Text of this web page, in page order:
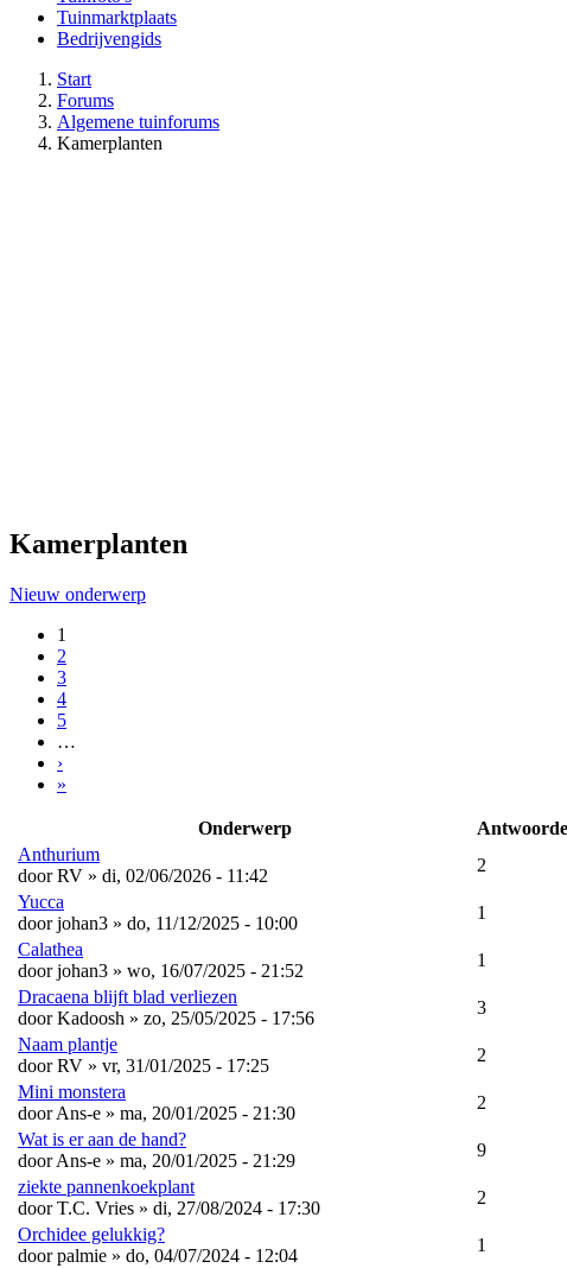
Tuinmarktplaats
Bedrijvengids
Start
Forums
Algemene tuinforums
Kamerplanten
Kamerplanten
Nieuw onderwerp
1
2
3
4
5
…
›
»
Onderwerp
Anthurium
doorRV » di, 02/06/2026 - 11:42
2
Yucca
doorjohan3 » do, 11/12/2025 - 10:00
1
Calathea
doorjohan3 » wo, 16/07/2025 - 21:52
1
Dracaena blijft blad verliezen
doorKadoosh » zo, 25/05/2025 - 17:56
3
Naam plantje
doorRV » vr, 31/01/2025 - 17:25
2
Mini monstera
doorAns-e » ma, 20/01/2025 - 21:30
2
Wat is er aan de hand?
doorAns-e » ma, 20/01/2025 - 21:29
9
ziekte pannenkoekplant
doorT.C. Vries » di, 27/08/2024 - 17:30
2
Orchidee gelukkig?
doorpalmie » do, 04/07/2024 - 12:04
1